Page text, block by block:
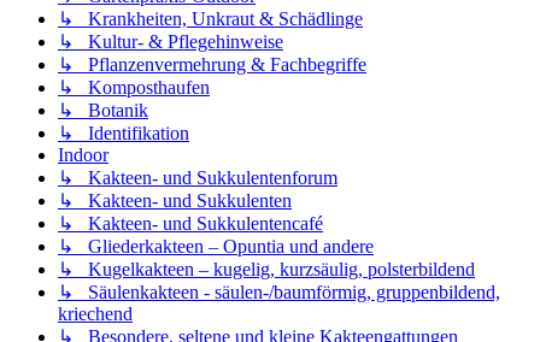
↳ Krankheiten, Unkraut & Schädlinge
↳ Kultur- & Pflegehinweise
↳ Pflanzenvermehrung & Fachbegriffe
↳ Komposthaufen
↳ Botanik
↳ Identifikation
Indoor
↳ Kakteen- und Sukkulentenforum
↳ Kakteen- und Sukkulenten
↳ Kakteen- und Sukkulentencafé
↳ Gliederkakteen – Opuntia und andere
↳ Kugelkakteen – kugelig, kurzsäulig, polsterbildend
↳ Säulenkakteen - säulen-/baumförmig, gruppenbildend,
kriechend
↳ Besondere, seltene und kleine Kakteengattungen